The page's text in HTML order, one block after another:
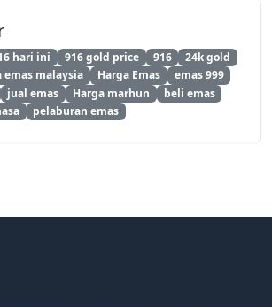
hari ini 916 gold price 916
24k gold
emas malaysia Harga Emas
emas 999
jual emas Harga marhun
beli emas
pelaburan emas